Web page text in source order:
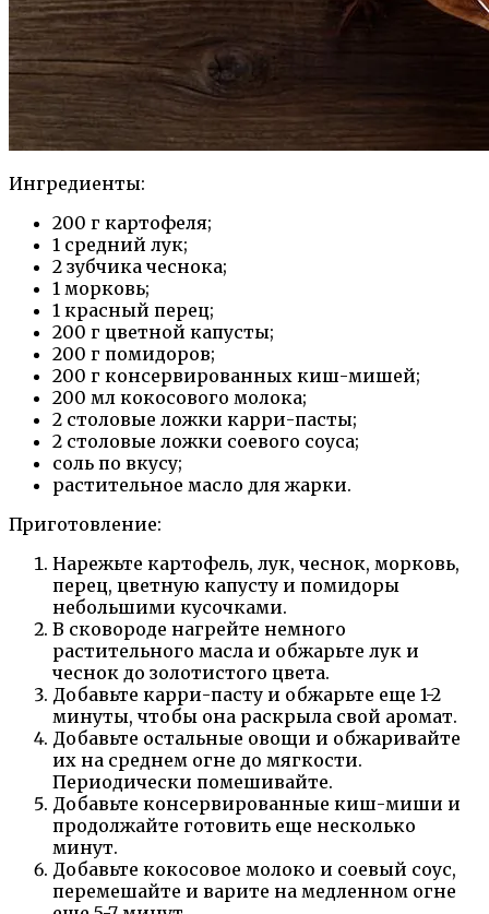
Ингредиенты:
200 г картофеля;
1 средний лук;
2 зубчика чеснока;
1 морковь;
1 красный перец;
200 г цветной капусты;
200 г помидоров;
200 г консервированных киш-мишей;
200 мл кокосового молока;
2 столовые ложки карри-пасты;
2 столовые ложки соевого соуса;
соль по вкусу;
растительное масло для жарки.
Приготовление:
Нарежьте картофель, лук, чеснок, морковь,
перец, цветную капусту и помидоры
небольшими кусочками.
В сковороде нагрейте немного
растительного масла и обжарьте лук и
чеснок до золотистого цвета.
Добавьте карри-пасту и обжарьте еще 1-2
минуты, чтобы она раскрыла свой аромат.
Добавьте остальные овощи и обжаривайте
их на среднем огне до мягкости.
Периодически помешивайте.
Добавьте консервированные киш-миши и
продолжайте готовить еще несколько
минут.
Добавьте кокосовое молоко и соевый соус,
перемешайте и варите на медленном огне